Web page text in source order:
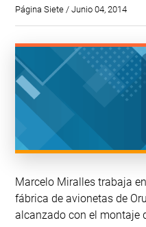
Página Siete / Junio 04, 2014
Marcelo Miralles trabaja
fábrica de avionetas de
alcanzado con el montaje